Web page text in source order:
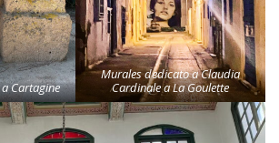
Cartagine
Murales dedicato a Claudia
Cardinale a La Goulette